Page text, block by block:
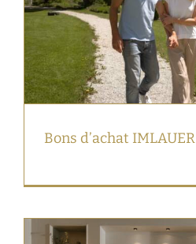
Bons d’achat IMLAUER